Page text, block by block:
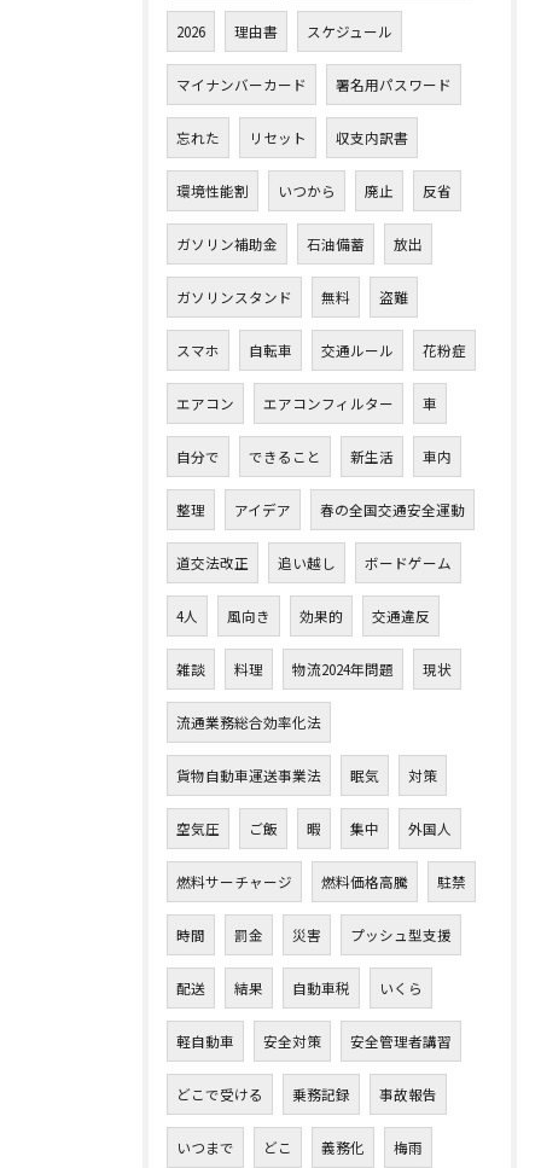
2026 理由書 スケジュール
マイナンバーカード 署名用パスワード
忘れた リセット 収支内訳書
環境性能割 いつから 廃止 反省
ガソリン補助金 石油備蓄 放出
ガソリンスタンド 無料 盗難
スマホ 自転車 交通ルール 花粉症
エアコン エアコンフィルター 車
自分で できること 新生活 車内
整理 アイデア 春の全国交通安全運動
道交法改正 追い越し ボードゲーム
4人 風向き 効果的 交通違反
雑談 料理 物流2024年問題 現状
流通業務総合効率化法
貨物自動車運送事業法 眠気 対策
空気圧 ご飯 暇 集中 外国人
燃料サーチャージ 燃料価格高騰 駐禁
時間 罰金 災害 プッシュ型支援
配送 結果 自動車税 いくら
軽自動車 安全対策 安全管理者講習
どこで受ける 乗務記録 事故報告
いつまで どこ 義務化 梅雨